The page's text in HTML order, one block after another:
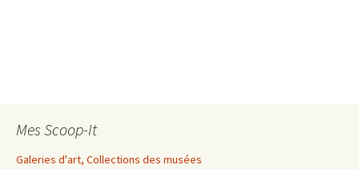
Mes Scoop-It
Galeries d'art, Collections des musées